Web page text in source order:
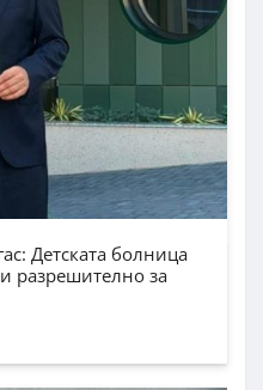
Детската болница
разрешително за